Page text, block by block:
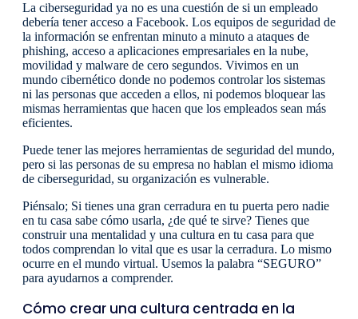
La ciberseguridad ya no es una cuestión de si un empleado
debería tener acceso a Facebook. Los equipos de seguridad de
la información se enfrentan minuto a minuto a ataques de
phishing, acceso a aplicaciones empresariales en la nube,
movilidad y malware de cero segundos. Vivimos en un
mundo cibernético donde no podemos controlar los sistemas
ni las personas que acceden a ellos, ni podemos bloquear las
mismas herramientas que hacen que los empleados sean más
eficientes.
Puede tener las mejores herramientas de seguridad del mundo,
pero si las personas de su empresa no hablan el mismo idioma
de ciberseguridad, su organización es vulnerable.
Piénsalo; Si tienes una gran cerradura en tu puerta pero nadie
en tu casa sabe cómo usarla, ¿de qué te sirve? Tienes que
construir una mentalidad y una cultura en tu casa para que
todos comprendan lo vital que es usar la cerradura. Lo mismo
ocurre en el mundo virtual. Usemos la palabra “SEGURO”
para ayudarnos a comprender.
Cómo crear una cultura centrada en la